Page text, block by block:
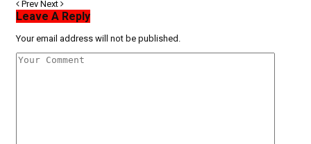
Prev Next
Leave A Reply
Your email address will not be published.